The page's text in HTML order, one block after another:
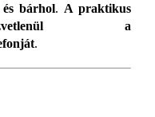
bárhol. A praktikus
a
.